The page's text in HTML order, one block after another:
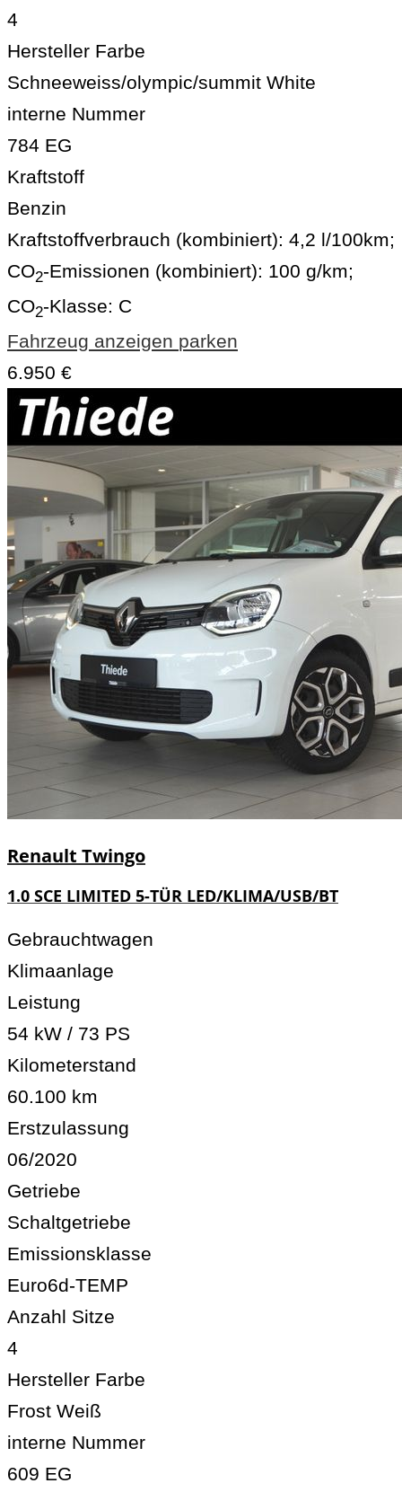
4
Hersteller Farbe
Schneeweiss/olympic/summit White
interne Nummer
784 EG
Kraftstoff
Benzin
Kraftstoffverbrauch (kombiniert): 4,2 l/100km;
CO2-Emissionen (kombiniert): 100 g/km;
CO2-Klasse: C
Fahrzeug anzeigen parken
6.950 €
Renault Twingo
1.0 SCE LIMITED 5-TÜR LED/KLIMA/USB/BT
Gebrauchtwagen
Klimaanlage
Leistung
54 kW / 73 PS
Kilometerstand
60.100 km
Erstzulassung
06/2020
Getriebe
Schaltgetriebe
Emissionsklasse
Euro6d-TEMP
Anzahl Sitze
4
Hersteller Farbe
Frost Weiß
interne Nummer
609 EG